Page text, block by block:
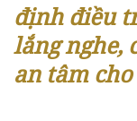
định điều
lắng nghe,
an tâm